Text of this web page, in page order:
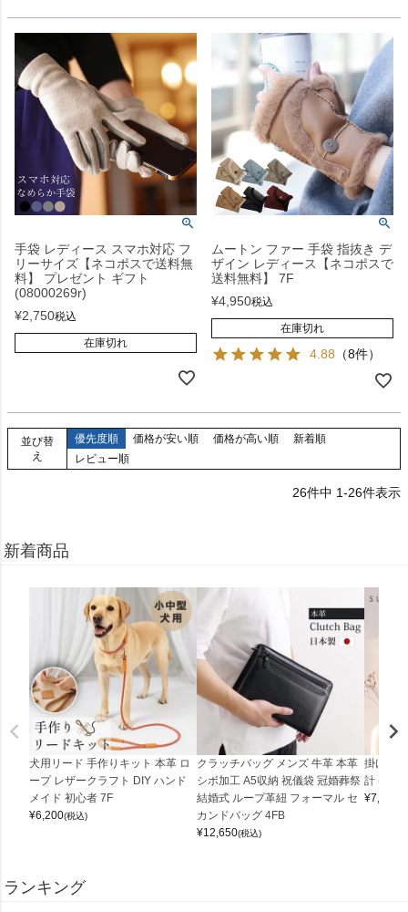
手袋 レディース スマホ対応 フ
リーサイズ【ネコポスで送料無
料】 プレゼント ギフト
(08000269r)
¥2,750税込
在庫切れ
ムートン ファー 手袋 指抜き デ
ザイン レディース【ネコポスで
送料無料】 7F
¥4,950税込
在庫切れ
4.88 （8件）
並び替
え
優先度順 価格が安い順 価格が高い順
新着順
レビュー順
26件中 1-26件表示
新着商品
犬用リード 手作りキット 本革 ロ
ープ レザークラフト DIY ハンド
メイド 初心者 7F
¥6,200(税込)
クラッチバッグ メンズ 牛革 本革
シボ加工 A5収納 祝儀袋 冠婚葬祭
結婚式 ループ革紐 フォーマル セ
カンドバッグ 4FB
¥12,650(税込)
掛け時
計
¥7,150
ランキング